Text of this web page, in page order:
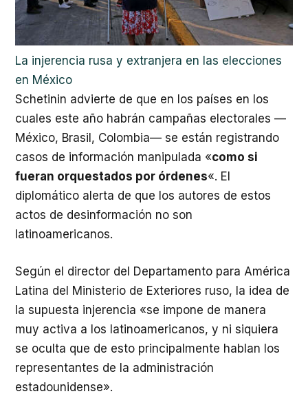
La injerencia rusa y extranjera en las elecciones
en México
Schetinin advierte de que en los países en los
cuales este año habrán campañas electorales —
México, Brasil, Colombia— se están registrando
casos de información manipulada «como si
fueran orquestados por órdenes«. El
diplomático alerta de que los autores de estos
actos de desinformación no son
latinoamericanos.
Según el director del Departamento para América
Latina del Ministerio de Exteriores ruso, la idea de
la supuesta injerencia «se impone de manera
muy activa a los latinoamericanos, y ni siquiera
se oculta que de esto principalmente hablan los
representantes de la administración
estadounidense».